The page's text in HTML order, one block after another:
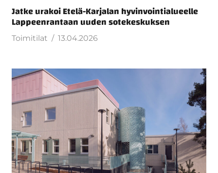
Jatke urakoi Etelä-Karjalan hyvinvointialueelle
Lappeenrantaan uuden sotekeskuksen
Toimitilat 13.04.2026